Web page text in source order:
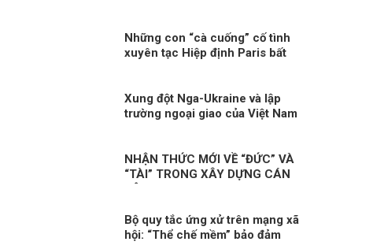
Những con “cà cuống” cố tình
xuyên tạc Hiệp định Paris bất
Xung đột Nga-Ukraine và lập
trường ngoại giao của Việt Nam
NHẬN THỨC MỚI VỀ “ĐỨC” VÀ
“TÀI” TRONG XÂY DỰNG CÁN
Bộ quy tắc ứng xử trên mạng xã
hội: “Thể chế mềm” bảo đảm